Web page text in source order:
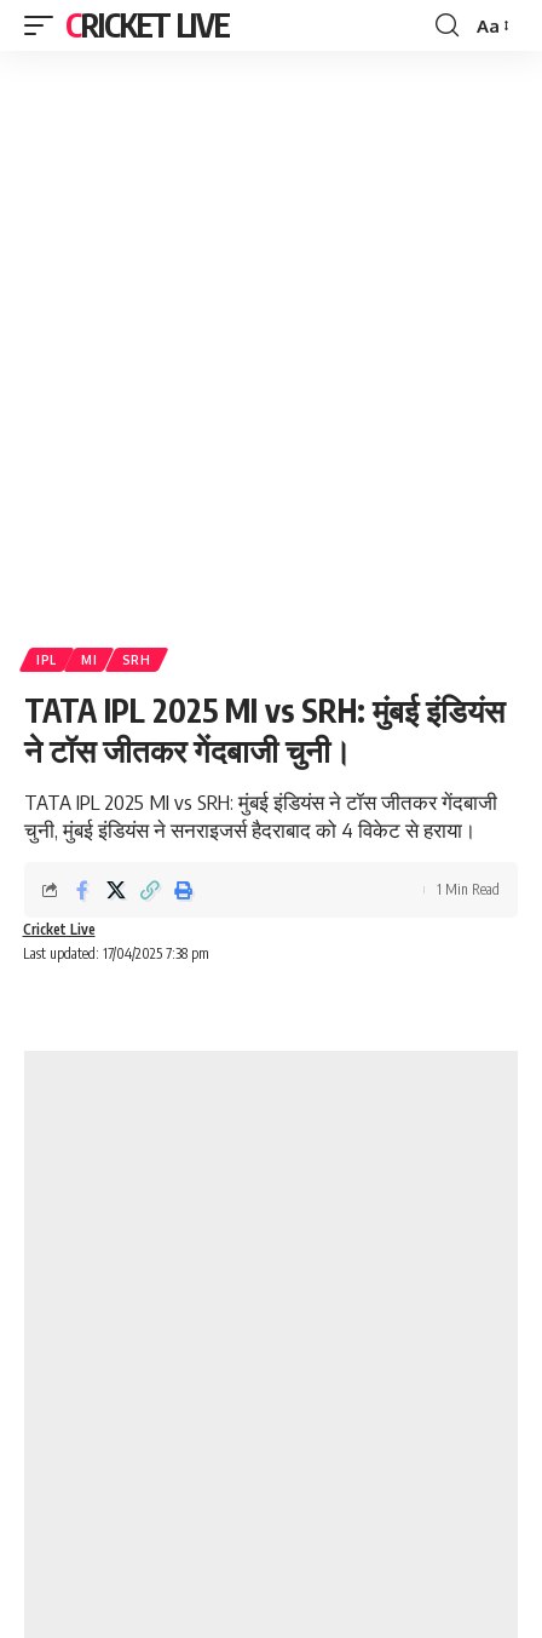
CRICKET LIVE
Font
Aa
IPL MI SRH
TATA IPL 2025 MI vs SRH: मुंबई इंडियंस
ने टॉस जीतकर गेंदबाजी चुनी।
TATA IPL 2025 MI vs SRH: मुंबई इंडियंस ने टॉस जीतकर गेंदबाजी
चुनी, मुंबई इंडियंस ने सनराइजर्स हैदराबाद को 4 विकेट से हराया।
Last updated: 17/04/2025 7:38 pm
Cricket Live
1 Min Read